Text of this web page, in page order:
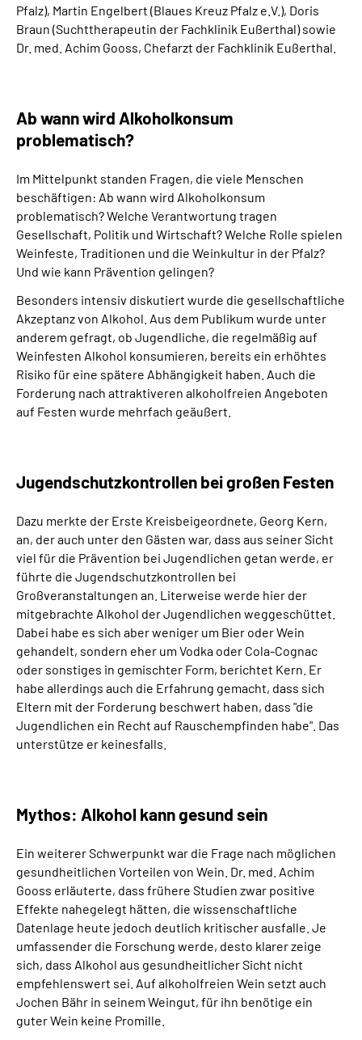
Pfalz), Martin Engelbert (Blaues Kreuz Pfalz e.V.), Doris
Braun (Suchttherapeutin der Fachklinik Eußerthal) sowie
Dr. med. Achim Gooss, Chefarzt der Fachklinik Eußerthal.
Ab wann wird Alkoholkonsum
problematisch?
Im Mittelpunkt standen Fragen, die viele Menschen
beschäftigen: Ab wann wird Alkoholkonsum
problematisch? Welche Verantwortung tragen
Gesellschaft, Politik und Wirtschaft? Welche Rolle spielen
Weinfeste, Traditionen und die Weinkultur in der Pfalz?
Und wie kann Prävention gelingen?
Besonders intensiv diskutiert wurde die gesellschaftliche
Akzeptanz von Alkohol. Aus dem Publikum wurde unter
anderem gefragt, ob Jugendliche, die regelmäßig auf
Weinfesten Alkohol konsumieren, bereits ein erhöhtes
Risiko für eine spätere Abhängigkeit haben. Auch die
Forderung nach attraktiveren alkoholfreien Angeboten
auf Festen wurde mehrfach geäußert.
Jugendschutzkontrollen bei großen Festen
Dazu merkte der Erste Kreisbeigeordnete, Georg Kern,
an, der auch unter den Gästen war, dass aus seiner Sicht
viel für die Prävention bei Jugendlichen getan werde, er
führte die Jugendschutzkontrollen bei
Großveranstaltungen an. Literweise werde hier der
mitgebrachte Alkohol der Jugendlichen weggeschüttet.
Dabei habe es sich aber weniger um Bier oder Wein
gehandelt, sondern eher um Vodka oder Cola-Cognac
oder sonstiges in gemischter Form, berichtet Kern. Er
habe allerdings auch die Erfahrung gemacht, dass sich
Eltern mit der Forderung beschwert haben, dass "die
Jugendlichen ein Recht auf Rauschempfinden habe". Das
unterstütze er keinesfalls.
Mythos: Alkohol kann gesund sein
Ein weiterer Schwerpunkt war die Frage nach möglichen
gesundheitlichen Vorteilen von Wein. Dr. med. Achim
Gooss erläuterte, dass frühere Studien zwar positive
Effekte nahegelegt hätten, die wissenschaftliche
Datenlage heute jedoch deutlich kritischer ausfalle. Je
umfassender die Forschung werde, desto klarer zeige
sich, dass Alkohol aus gesundheitlicher Sicht nicht
empfehlenswert sei. Auf alkoholfreien Wein setzt auch
Jochen Bähr in seinem Weingut, für ihn benötige ein
guter Wein keine Promille.